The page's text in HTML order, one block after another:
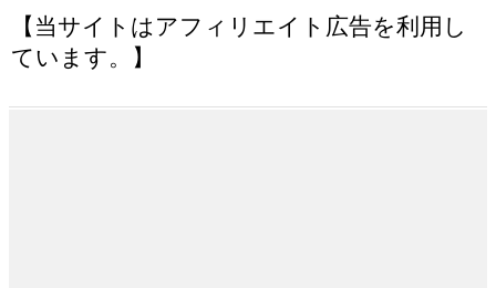
【当サイトはアフィリエイト広告を利用し
ています。】